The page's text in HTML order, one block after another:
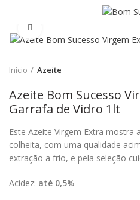
Início Azeite
Azeite Bom Sucesso
Garrafa de Vidro 1lt
Este Azeite Virgem Extra mostra
colheita, com uma qualidade
extração a frio, e pela seleção
Acidez: até 0,5%